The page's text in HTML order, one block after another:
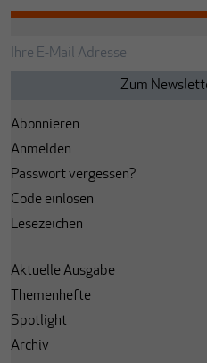
Abonnieren
Anmelden
Passwort vergessen?
Code einlösen
Lesezeichen
Aktuelle Ausgabe
Themenhefte
Spotlight
Archiv